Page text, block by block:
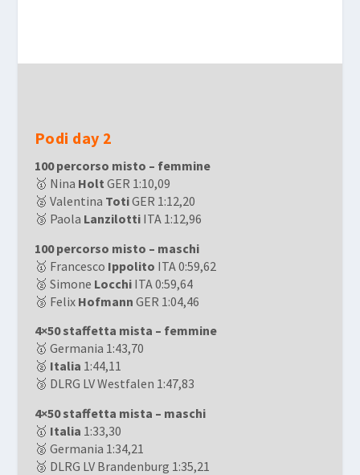
Podi day 2
100 percorso misto – femmine
🥇 Nina Holt GER 1:10,09
🥈 Valentina TotiGER 1:12,20
🥉 Paola LanzilottiITA 1:12,96
100 percorso misto – maschi
🥇 Francesco Ippolito ITA 0:59,62
🥈 Simone LocchiITA 0:59,64
🥉 Felix Hofmann GER 1:04,46
4×50 staffetta mista – femmine
🥇 Germania 1:43,70
🥈 Italia 1:44,11
🥉 DLRG LV Westfalen 1:47,83
4×50 staffetta mista – maschi
🥇 Italia 1:33,30
🥈 Germania 1:34,21
🥉 DLRG LV Brandenburg 1:35,21